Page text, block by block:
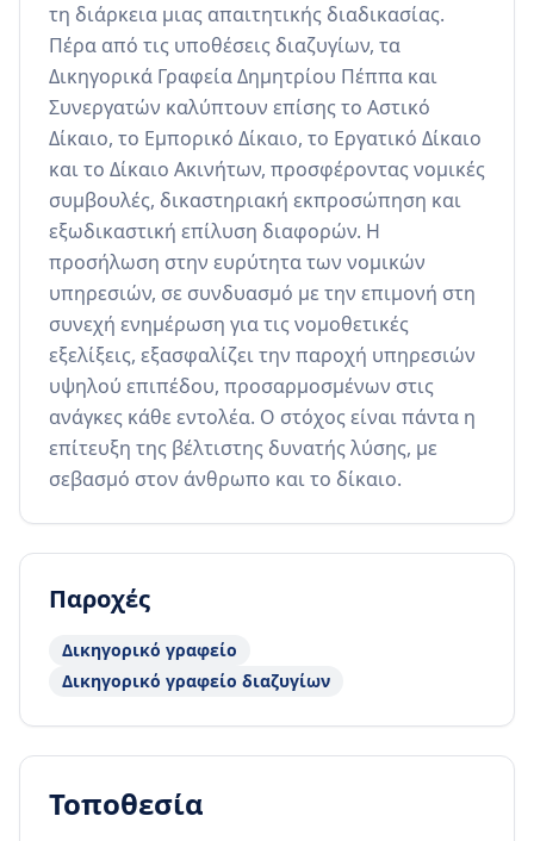
τη διάρκεια μιας απαιτητικής διαδικασίας.
Πέρα από τις υποθέσεις διαζυγίων, τα
Δικηγορικά Γραφεία Δημητρίου Πέππα και
Συνεργατών καλύπτουν επίσης το Αστικό
Δίκαιο, το Εμπορικό Δίκαιο, το Εργατικό Δίκαιο
και το Δίκαιο Ακινήτων, προσφέροντας νομικές
συμβουλές, δικαστηριακή εκπροσώπηση και
εξωδικαστική επίλυση διαφορών. Η
προσήλωση στην ευρύτητα των νομικών
υπηρεσιών, σε συνδυασμό με την επιμονή στη
συνεχή ενημέρωση για τις νομοθετικές
εξελίξεις, εξασφαλίζει την παροχή υπηρεσιών
υψηλού επιπέδου, προσαρμοσμένων στις
ανάγκες κάθε εντολέα. Ο στόχος είναι πάντα η
επίτευξη της βέλτιστης δυνατής λύσης, με
σεβασμό στον άνθρωπο και το δίκαιο.
Παροχές
Δικηγορικό γραφείο
Δικηγορικό γραφείο διαζυγίων
Τοποθεσία